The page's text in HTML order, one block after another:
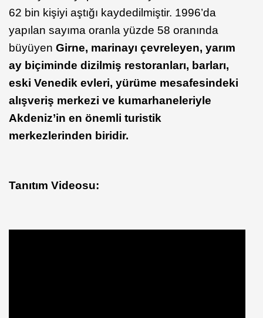
62 bin kişiyi aştığı kaydedilmiştir. 1996’da
yapılan sayıma oranla yüzde 58 oranında
büyüyen Girne, marinayı çevreleyen, yarım
ay biçiminde dizilmiş restoranları, barları,
eski Venedik evleri, yürüme mesafesindeki
alışveriş merkezi ve kumarhaneleriyle
Akdeniz’in en önemli turistik
merkezlerinden biridir.
Tanıtım Videosu: